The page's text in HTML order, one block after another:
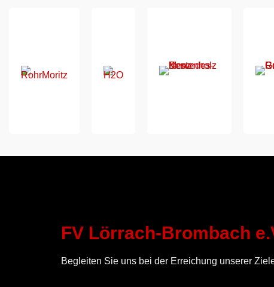
FV Lörrach-Brombach
Begleiten Sie uns bei der Erreichung unserer